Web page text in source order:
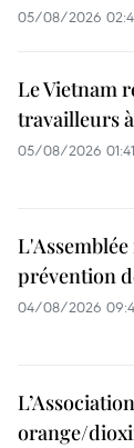
05/08/2026
Le Vietnam
travailleurs
05/08/2026 01:41
prévention
04/08/2026
orange/